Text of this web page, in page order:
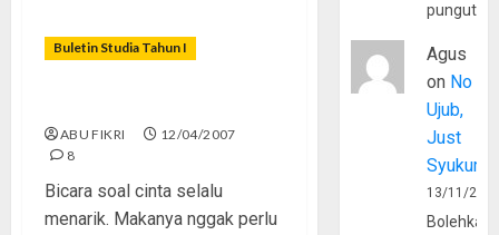
Buletin Studia Tahun I
ABU FIKRI
12/04/2007
8
Bicara soal cinta selalu
menarik. Makanya nggak perlu
Agus
on No
Ujub,
Just
Syukur
13/11/
Bolehkah